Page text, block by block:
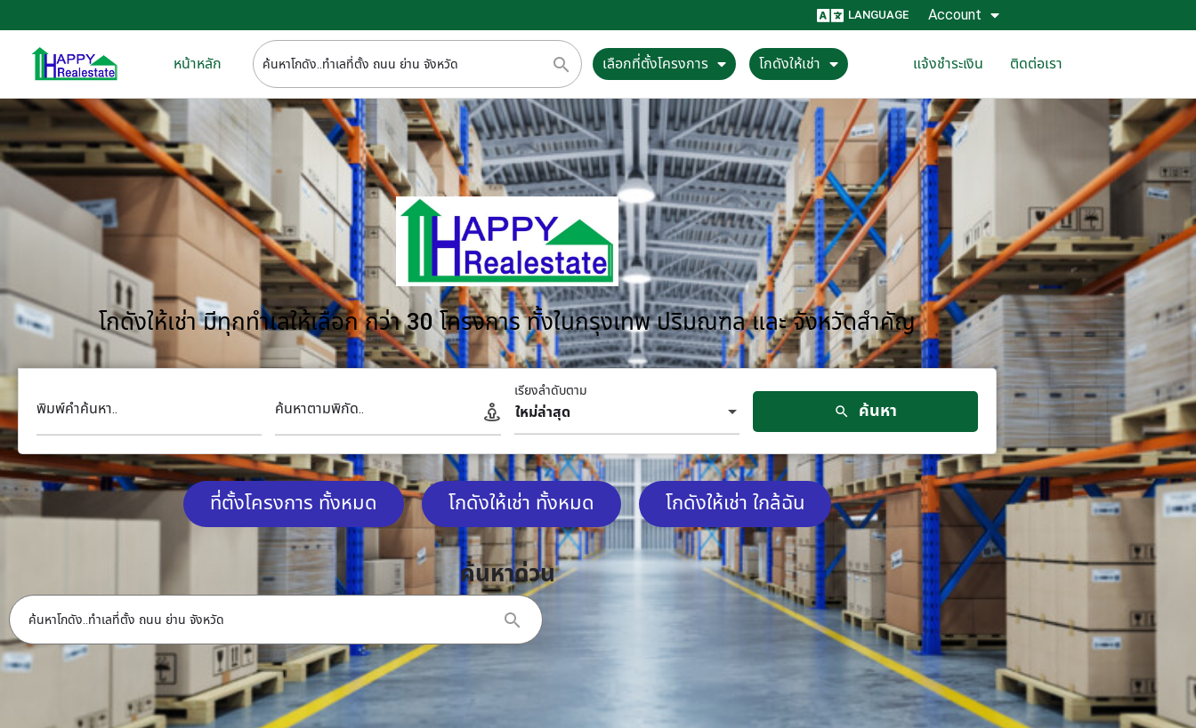
LANGUAGE Account
หน้าหลัก เลือกที่ตั้งโครงการ โกดังให้เช่า แจ้งชำระเงิน ติดต่อเรา
โกดังให้เช่า มีทุกทำเลให้เลือก กว่า 30 โครงการ ทั้งในกรุงเทพ ปริมณฑล และ จังหวัดสำคัญ
พิมพ์คำค้นหา.. ค้นหาตามพิกัด.. ใหม่ล่าสุด
เรียงลำดับตาม
ค้นหา
ที่ตั้งโครงการ ทั้งหมด โกดังให้เช่า ทั้งหมด โกดังให้เช่า ใกล้ฉัน
ค้นหาด่วน